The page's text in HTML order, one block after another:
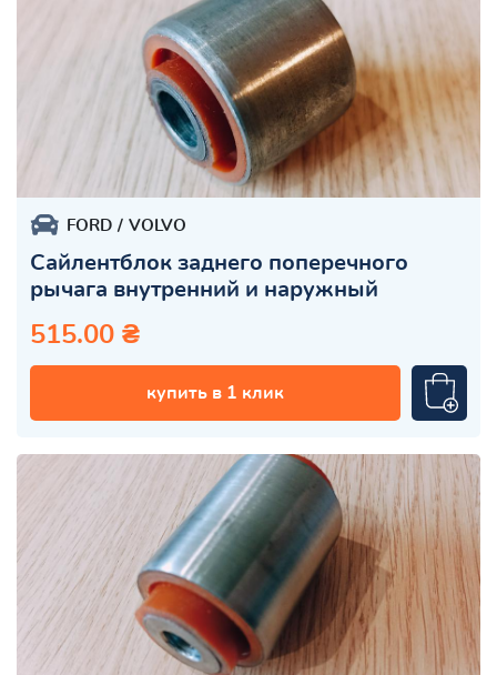
FORD VOLVO
Сайлентблок заднего поперечного
рычага внутренний и наружный
515.00 ₴
купить в 1 клик